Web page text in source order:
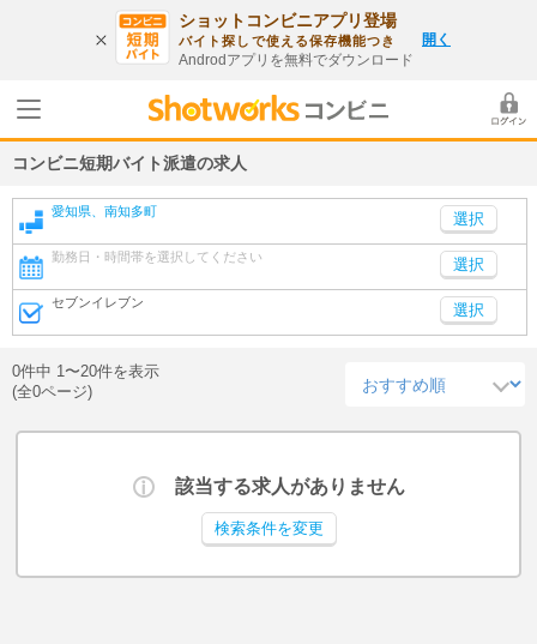
ショットコンビニアプリ登場
バイト探しで使える保存機能つき
Androdアプリを無料でダウンロード
開く
コンビニ短期バイト派遣の求人
愛知県、南知多町
勤務日・時間帯を選択してください 選択
セブンイレブン 選択
0件中 1〜20件を表示
(全0ページ)
該当する求人がありません
検索条件を変更